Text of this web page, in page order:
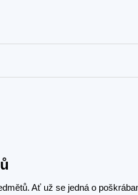
Ať už se jedná o